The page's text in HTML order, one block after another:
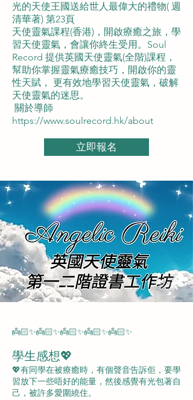
光的天使王國送給世人最偉大的禮物( 週
清華著) 第23頁
天使靈氣課程(香港)，開啟療癒之旅，學
習天使靈氣，會讓你終生受用。Soul
Record 提供英國天使靈氣(全階)課程，
幫助你掌握靈氣療癒技巧，開啟你的靈
性天賦， 更有效地學習天使靈氣，破解
天使靈氣的迷思。
​ 關於導師
https://www.soulrecord.hk/about
立即報名
👼🏻✨👼🏻✨👼🏻✨👼🏻✨👼🏻✨
學生感想💖
💖有同學在被療癒時，有個聲音告訴佢，要學
習放下一些唔好的能量，然後感覺有光包著自
己，被許多愛圍繞住。